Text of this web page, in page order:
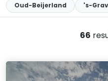
Oud-Beijerland
's-
66